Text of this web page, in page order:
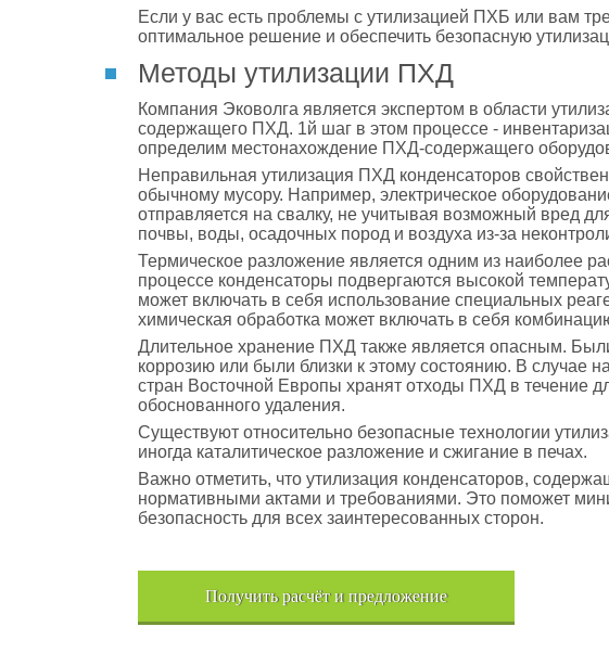
Если у вас есть проблемы с утилизацией ПХБ или вам
оптимальное решение и обеспечить безопасную
Методы утилизации ПХД
Компания Эковолга является экспертом в области
содержащего ПХД. 1й шаг в этом процессе -
определим местонахождение ПХД-содержащего
Неправильная утилизация ПХД конденсаторов
обычному мусору. Например, электрическое
отправляется на свалку, не учитывая возможный вред
почвы, воды, осадочных пород и воздуха из-за
Термическое разложение является одним из наиболее
процессе конденсаторы подвергаются высокой
может включать в себя использование специальных
химическая обработка может включать в себя
Длительное хранение ПХД также является опасным.
коррозию или были близки к этому состоянию. В случае
стран Восточной Европы хранят отходы ПХД в течение
обоснованного удаления.
Существуют относительно безопасные технологии
иногда каталитическое разложение и сжигание в печах.
Важно отметить, что утилизация конденсаторов,
нормативными актами и требованиями. Это поможет
безопасность для всех заинтересованных сторон.
Получить расчёт и предложение